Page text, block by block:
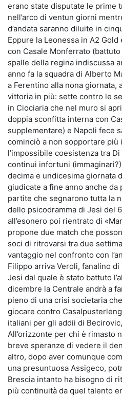
erano state disputate le prime
nell’arco di ventun giorni
d’andata saranno diluite in
Eppure la Leonessa in A2
con Casale Monferrato
spalle della regina indiscussa
anno fa la squadra di Alberto
a Ferentino alla nona giornata,
vittoria in più: sette contro le
in Ciociaria che nel muro si
doppia sconfitta interna con
supplementare) e Napoli fece
cominciò a non sopportare più
l’impossibile coesistenza tra
continui infortuni
decima e undicesima giornata
giudicate a fine anno anche da
partite che segnarono tutta la
dello psicodramma di Jesi del
all’esonero poi rientrato di
propone due match che
soci di ritrovarsi tra due
vantaggio nel confronto con
Filippo arriva Veroli, fanalino
Jesi dal quale è stato battuto
dicembre la Centrale andrà a
pieno di una crisi societaria
giocare contro
italiani per gli addii di
All’orizzonte per chi è rimasto
breve speranze di vedere il
altro, dopo aver comunque
una presuntuosa Assigeco,
Brescia intanto ha bisogno di
più continuità da quel talento